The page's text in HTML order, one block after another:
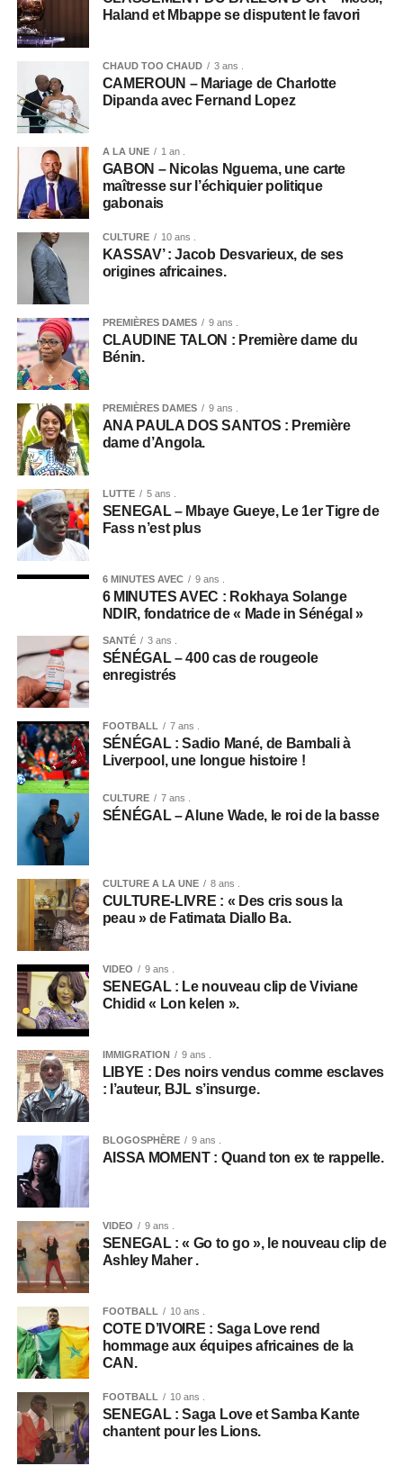
Haland et Mbappe se disputent le favori
CHAUD TOO CHAUD 3 ans .
CAMEROUN – Mariage de Charlotte
Dipanda avec Fernand Lopez
A LA UNE 1 an .
GABON – Nicolas Nguema, une carte
maîtresse sur l’échiquier politique
gabonais
CULTURE 10 ans .
KASSAV’ : Jacob Desvarieux, de ses
origines africaines.
PREMIÈRES DAMES 9 ans .
CLAUDINE TALON : Première dame du
Bénin.
PREMIÈRES DAMES 9 ans .
ANA PAULA DOS SANTOS : Première
dame d’Angola.
LUTTE 5 ans .
SENEGAL – Mbaye Gueye, Le 1er Tigre de
Fass n’est plus
6 MINUTES AVEC 9 ans .
6 MINUTES AVEC : Rokhaya Solange
NDIR, fondatrice de « Made in Sénégal »
SANTÉ 3 ans .
SÉNÉGAL – 400 cas de rougeole
enregistrés
FOOTBALL 7 ans .
SÉNÉGAL : Sadio Mané, de Bambali à
Liverpool, une longue histoire !
CULTURE 7 ans .
SÉNÉGAL – Alune Wade, le roi de la basse
CULTURE A LA UNE 8 ans .
CULTURE-LIVRE : « Des cris sous la
peau » de Fatimata Diallo Ba.
VIDEO 9 ans .
SENEGAL : Le nouveau clip de Viviane
Chidid « Lon kelen ».
IMMIGRATION 9 ans .
LIBYE : Des noirs vendus comme esclaves
: l’auteur, BJL s’insurge.
BLOGOSPHÈRE 9 ans .
AISSA MOMENT : Quand ton ex te rappelle.
VIDEO 9 ans .
SENEGAL : « Go to go », le nouveau clip de
Ashley Maher .
FOOTBALL 10 ans .
COTE D’IVOIRE : Saga Love rend
hommage aux équipes africaines de la
CAN.
FOOTBALL 10 ans .
SENEGAL : Saga Love et Samba Kante
chantent pour les Lions.